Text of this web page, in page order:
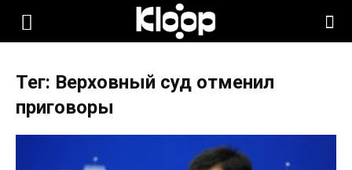
KLOOP.KG
Тег: Верховный суд отменил
приговоры